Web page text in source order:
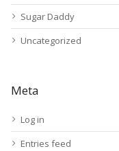
Sugar Daddy
Uncategorized
Meta
Log in
Entries feed